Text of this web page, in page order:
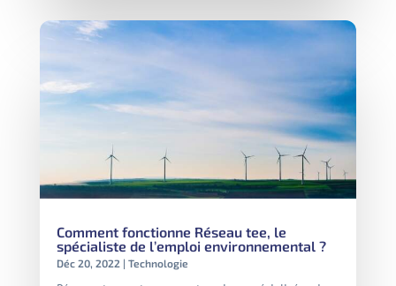
Comment fonctionne Réseau tee, le
spécialiste de l’emploi environnemental ?
Déc 20, 2022 | Technologie